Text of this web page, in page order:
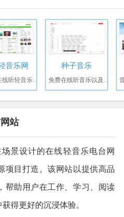
音乐网 种子音乐
站
景设计的在线轻音乐电台网
项目打造。该网站以提供高品
帮助用户在工作、学习、阅读
得更好的沉浸体验。